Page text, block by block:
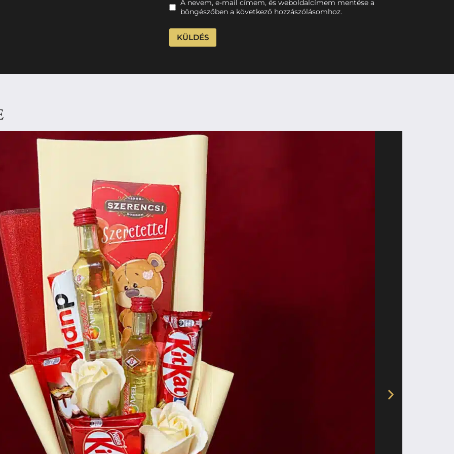
A nevem, e-mail címem, és weboldalcímem mentése a
böngészőben a következő hozzászólásomhoz.